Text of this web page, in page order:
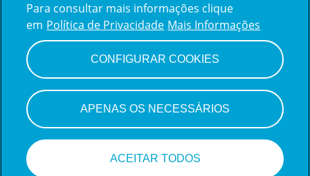
Iniciar sessão
Para consultar mais informações clique
em Política de Privacidade Mais Informações
CONFIGURAR COOKIES
APENAS OS NECESSÁRIOS
ACEITAR TODOS